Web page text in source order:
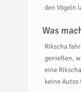
den Vögeln
Was
Rikscha
genießen,
eine
keine Autos